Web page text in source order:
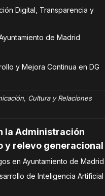
Digital, Transparencia y
de Madrid
y Mejora Continua en DG
Cultura y Relaciones
la Administración
y relevo generacional
en Ayuntamiento de Madrid
de Inteligencia Artificial